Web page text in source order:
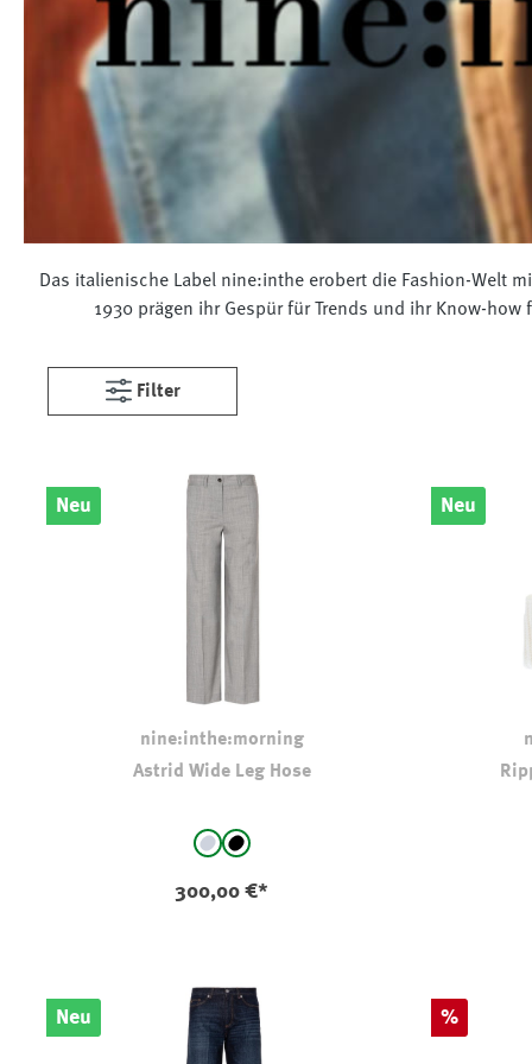
Das italienische Label nine:inthe erobert die Fashion-Welt
1930 prägen ihr Gespür für Trends und ihr Know-
Filter
Neu
nine:inthe:morning
Astrid Wide Leg Hose
auswählen
Grauschwarz
300,00 €*
Neu
Neu Rabatt
%